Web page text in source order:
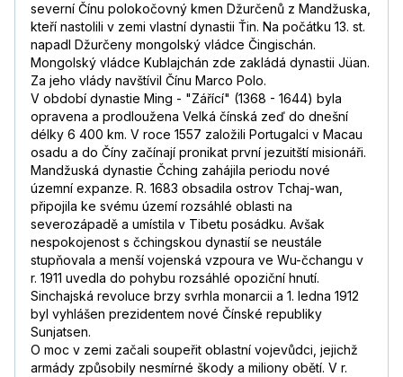
severní Čínu polokočovný kmen Džurčenů z Mandžuska,
kteří nastolili v zemi vlastní dynastii Ťin. Na počátku 13. st.
napadl Džurčeny mongolský vládce Čingischán.
Mongolský vládce Kublajchán zde zakládá dynastii Jüan.
Za jeho vlády navštívil Čínu Marco Polo.
V období dynastie Ming - "Zářící" (1368 - 1644) byla
opravena a prodloužena Velká čínská zeď do dnešní
délky 6 400 km. V roce 1557 založili Portugalci v Macau
osadu a do Číny začínají pronikat první jezuitští misionáři.
Mandžuská dynastie Čching zahájila periodu nové
územní expanze. R. 1683 obsadila ostrov Tchaj-wan,
připojila ke svému území rozsáhlé oblasti na
severozápadě a umístila v Tibetu posádku. Avšak
nespokojenost s čchingskou dynastií se neustále
stupňovala a menší vojenská vzpoura ve Wu-čchangu v
r. 1911 uvedla do pohybu rozsáhlé opoziční hnutí.
Sinchajská revoluce brzy svrhla monarcii a 1. ledna 1912
byl vyhlášen prezidentem nové Čínské republiky
Sunjatsen.
O moc v zemi začali soupeřit oblastní vojevůdci, jejichž
armády způsobily nesmírné škody a miliony obětí. V r.